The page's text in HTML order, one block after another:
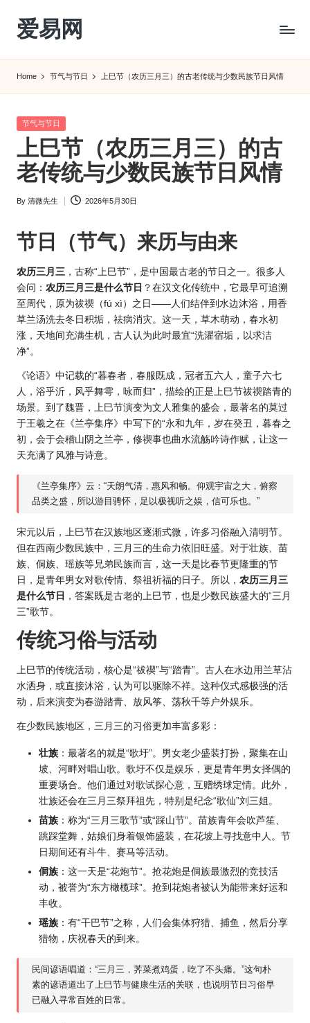
Skip
content
爱易网
转
农
阴
历
Home 节气与节日 上巳节（农历三月三）的古老传统与少数民族节日风情
Posted
节气与节日
上巳节（农历三月三）的古
老传统与少数民族节日风情
Posted
By 清微先生 2026年5月30日
节日（节气）来历与由来
农历三月三 ，古称“上巳节”，是中国最古老的节日之一。很多人
会问： 农历三月三是什么节日 ？在汉文化传统中，它最早可追溯
至周代，原为祓禊（fú xì）之日——人们结伴到水边沐浴，用香
草兰汤洗去冬日积垢，祛病消灾。这一天，草木萌动，春水初
涨，天地间充满生机，古人认为此时最宜“洗濯宿垢，以求洁
净”。
《论语》中记载的“暮春者，春服既成，冠者五六人，童子六七
人，浴乎沂，风乎舞雩，咏而归”，描绘的正是上巳节祓禊踏青的
场景。到了魏晋，上巳节演变为文人雅集的盛会，最著名的莫过
于王羲之在《兰亭集序》中写下的“永和九年，岁在癸丑，暮春之
初，会于会稽山阴之兰亭，修禊事也曲水流觞吟诗作赋，让这一
天充满了风雅与诗意。
《兰亭集序》云：“天朗气清，惠风和畅。仰观宇宙之大，俯察
品类之盛，所以游目骋怀，足以极视听之娱，信可乐也。”
宋元以后，上巳节在汉族地区逐渐式微，许多习俗融入清明节。
但在西南少数民族中，三月三的生命力依旧旺盛。对于壮族、苗
族、侗族、瑶族等兄弟民族而言，这一天是比春节更隆重的节
日，是青年男女对歌传情、祭祖祈福的日子。所以， 农历三月三
是什么节日 ，答案既是古老的上巳节，也是少数民族盛大的“三月
三”歌节。
传统习俗与活动
上巳节的传统活动，核心是“祓禊”与“踏青”。古人在水边用兰草沾
水洒身，或直接沐浴，认为可以驱除不祥。这种仪式感极强的活
动，后来演变为春游踏青、放风筝、荡秋千等户外娱乐。
在少数民族地区，三月三的习俗更加丰富多彩：
壮族 ：最著名的就是“歌圩”。男女老少盛装打扮，聚集在山
坡、河畔对唱山歌。歌圩不仅是娱乐，更是青年男女择偶的
重要场合。他们通过对歌试探心意，互赠绣球定情。此外，
壮族还会在三月三祭拜祖先，特别是纪念“歌仙”刘三姐。
苗族 ：称为“三月三歌节”或“踩山节”。苗族青年会吹芦笙、
跳踩堂舞，姑娘们身着银饰盛装，在花坡上寻找意中人。节
日期间还有斗牛、赛马等活动。
侗族 ：这一天是“花炮节”。抢花炮是侗族最激烈的竞技活
动，被誉为“东方橄榄球”。抢到花炮者被认为能带来好运和
丰收。
瑶族 ：有“干巴节”之称，人们会集体狩猎、捕鱼，然后分享
猎物，庆祝春天的到来。
民间谚语唱道：“三月三，荠菜煮鸡蛋，吃了不头痛。”这句朴
素的谚语道出了上巳节与健康生活的关联，也说明节日习俗早
已融入寻常百姓的日常。